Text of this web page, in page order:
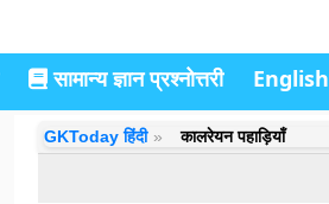
सामान्य ज्ञान प्रश्नोत्तरी English
GKToday हिंदी कालरेयन पहाड़ियाँ